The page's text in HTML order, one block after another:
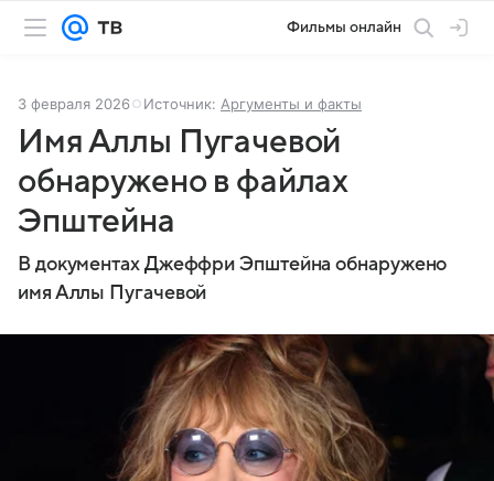
Фильмы онлайн
3 февраля 2026 Источник: Аргументы и факты
Имя Аллы Пугачевой
обнаружено в файлах
Эпштейна
В документах Джеффри Эпштейна обнаружено
имя Аллы Пугачевой